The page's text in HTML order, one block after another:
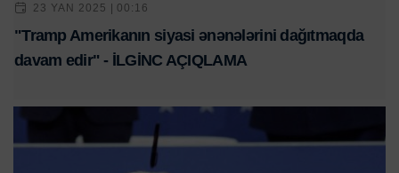
23 YAN 2025 | 00:16
"Tramp Amerikanın siyasi ənənələrini dağıtmaqda
davam edir" - İLGİNC AÇIQLAMA